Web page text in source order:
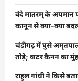
वंदे मातरम् के अपमान
कानून से क्या-क्या
चंडीगढ़ में घुसे अमृतपाल
तोड़े; वाटर कैनन का
राहुल गांधी ने किसे